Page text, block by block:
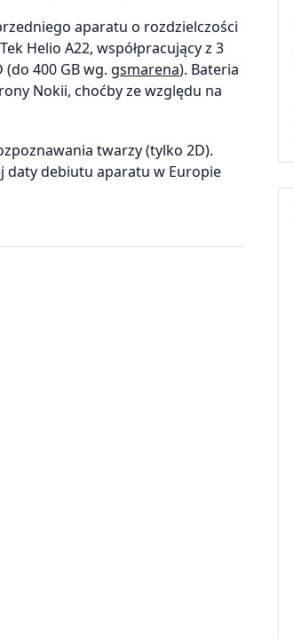
aparatu o rozdzielczości
Helio A22, współpracujący z 3
400 GB wg. gsmarena). Bateria
Nokii, choćby ze względu na
twarzy (tylko 2D).
daty debiutu aparatu w Europie